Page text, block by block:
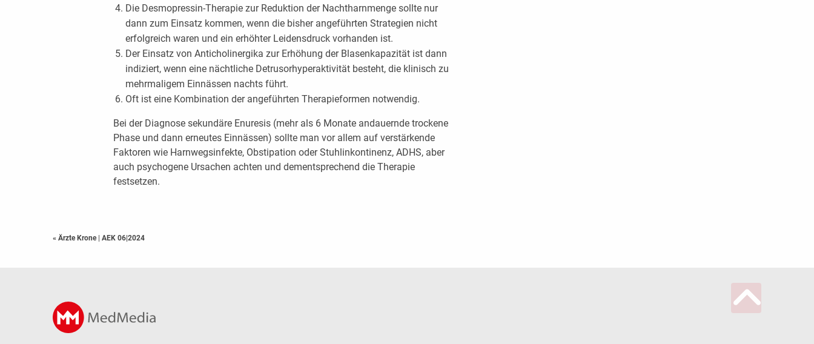
Die Desmopressin-Therapie zur Reduktion der Nachtharnmenge sollte nur
dann zum Einsatz kommen, wenn die bisher angeführten Strategien nicht
erfolgreich waren und ein erhöhter Leidensdruck vorhanden ist.
Der Einsatz von Anticholinergika zur Erhöhung der Blasenkapazität ist dann
indiziert, wenn eine nächtliche Detrusorhyperaktivität besteht, die klinisch zu
mehrmaligem Einnässen nachts führt.
Oft ist eine Kombination der angeführten Therapieformen notwendig.
Bei der Diagnose sekundäre Enuresis (mehr als 6 Monate andauernde trockene
Phase und dann erneutes Einnässen) sollte man vor allem auf verstärkende
Faktoren wie Harnwegsinfekte, Obstipation oder Stuhlinkontinenz, ADHS, aber
auch psychogene Ursachen achten und dementsprechend die Therapie
festsetzen.
« Ärzte Krone AEK 06|2024